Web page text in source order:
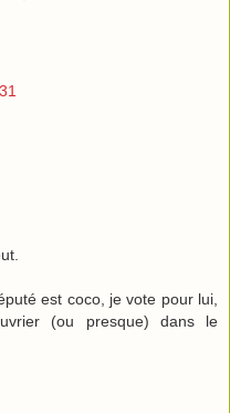
est coco, je vote pour lui,
(ou presque) dans le